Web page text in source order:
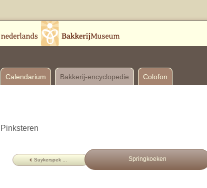
Calendarium Bakkerij-encyclopedie Colofon
Pinksteren
Suykerspek ... Springkoeken